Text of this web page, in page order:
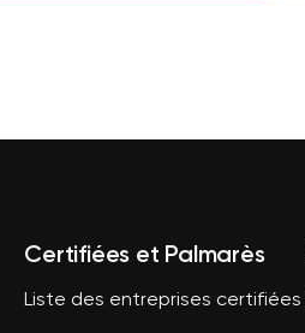
Certifiées et Palmarès
Liste des entreprises certifiées